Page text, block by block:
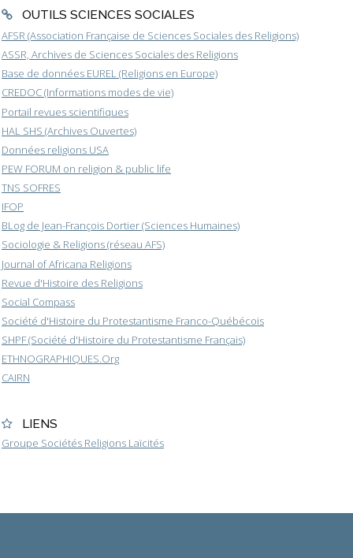
OUTILS SCIENCES SOCIALES
AFSR (Association Française de Sciences Sociales des Religions)
ASSR, Archives de Sciences Sociales des Religions
Base de données EUREL (Religions en Europe)
CREDOC (Informations modes de vie)
Portail revues scientifiques
HAL SHS (Archives Ouvertes)
Données religions USA
PEW FORUM on religion & public life
TNS SOFRES
IFOP
BLog de Jean-François Dortier (Sciences Humaines)
Sociologie & Religions (réseau AFS)
Journal of Africana Religions
Revue d'Histoire des Religions
Social Compass
Société d'Histoire du Protestantisme Franco-Québécois
SHPF (Société d'Histoire du Protestantisme Français)
ETHNOGRAPHIQUES.Org
CAIRN
LIENS
Groupe Sociétés Religions Laïcités